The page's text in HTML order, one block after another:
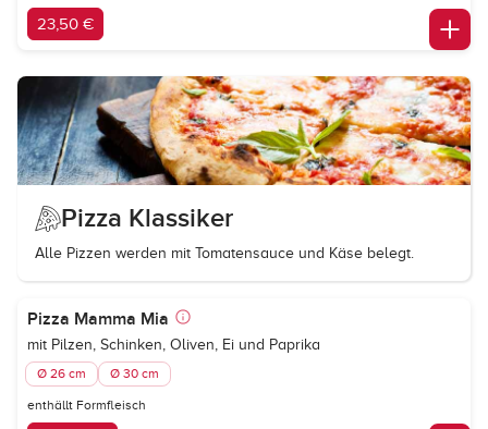
23,50 €
Pizza Klassiker
Alle Pizzen werden mit Tomatensauce und Käse belegt.
Pizza Mamma Mia
mit Pilzen, Schinken, Oliven, Ei und Paprika
Ø 26 cm Ø 30 cm
enthällt Formfleisch